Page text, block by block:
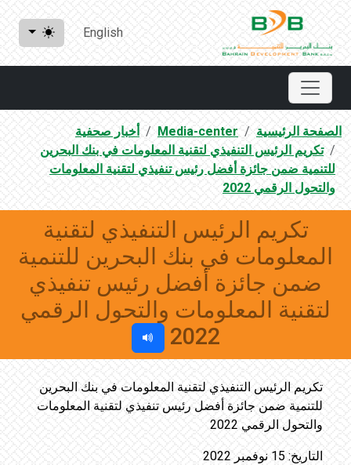
English
الصفحة الرئيسية Media-center
أخبار صحفية
تكريم الرئيس التنفيذي لتقنية المعلومات في بنك البحرين
للتنمية ضمن جائزة أفضل رئيس تنفيذي لتقنية المعلومات
والتحول الرقمي 2022
تكريم الرئيس التنفيذي لتقنية
المعلومات في بنك البحرين للتنمية
ضمن جائزة أفضل رئيس تنفيذي
لتقنية المعلومات والتحول الرقمي
2022
تكريم الرئيس التنفيذي لتقنية المعلومات في بنك البحرين
للتنمية ضمن جائزة أفضل رئيس تنفيذي لتقنية المعلومات
والتحول الرقمي 2022
التاريخ: 15 نوفمبر 2022